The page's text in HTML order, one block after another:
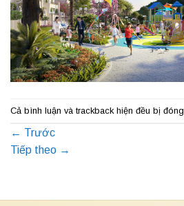
Cả bình luận và trackback hiện đều bị đóng.
← Trước
Tiếp theo →